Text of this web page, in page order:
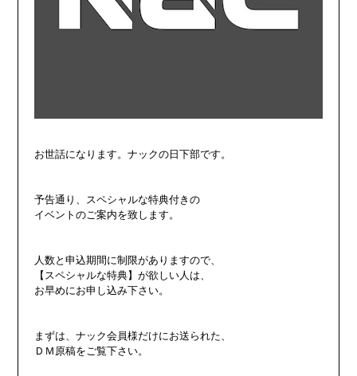
お世話になります。ナックの日下部です。
予告通り、スペシャルな特典付きの
イベントのご案内を致します。
人数と申込期間に制限がありますので、
【スペシャルな特典】が欲しい人は、
お早めにお申し込み下さい。
まずは、ナック会員様だけにお送られた、
ＤＭ原稿をご覧下さい。